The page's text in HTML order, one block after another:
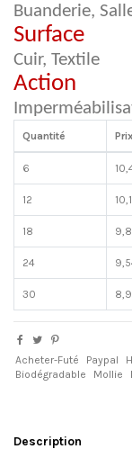
Buanderie,
Surface
Cuir, Textile
Action
Quantité
6
12
18
24
30
Acheter-Futé Paypal
Biodégradable
Mollie
Description